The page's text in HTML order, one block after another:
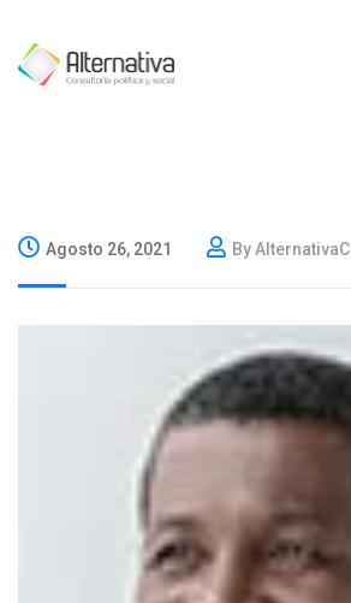
Agosto 26, 2021 By AlternativaC